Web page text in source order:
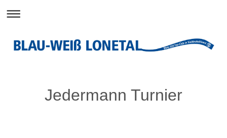
Jedermann Turnier